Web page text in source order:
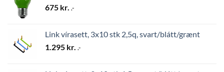
675 kr. .-
Link vírasett, 3x10 stk 2,5q, svart/blátt/grænt
1.295 kr. .-